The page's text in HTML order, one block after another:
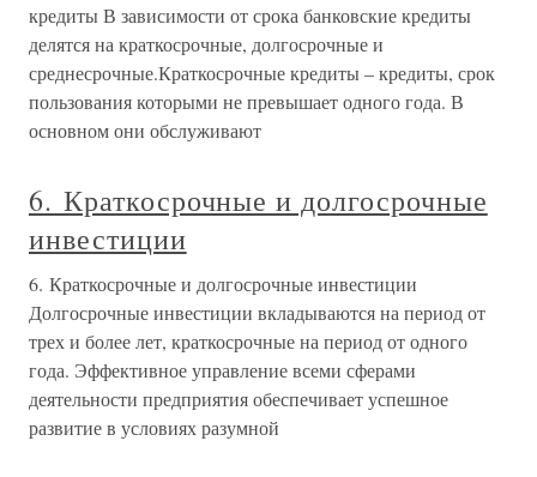
кредиты В зависимости от срока банковские кредиты
делятся на краткосрочные, долгосрочные и
среднесрочные.Краткосрочные кредиты – кредиты, срок
пользования которыми не превышает одного года. В
основном они обслуживают
6. Краткосрочные и долгосрочные
инвестиции
6. Краткосрочные и долгосрочные инвестиции
Долгосрочные инвестиции вкладываются на период от
трех и более лет, краткосрочные на период от одного
года. Эффективное управление всеми сферами
деятельности предприятия обеспечивает успешное
развитие в условиях разумной